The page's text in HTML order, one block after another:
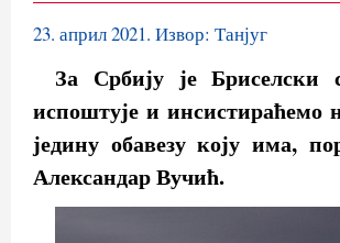
23. април 2021. Извор: Танјуг
За Србију је
испоштује и
једину обавезу коју има,
Александар Вучић.